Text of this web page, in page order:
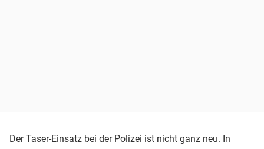
Der Taser-Einsatz bei der Polizei ist nicht ganz neu. In